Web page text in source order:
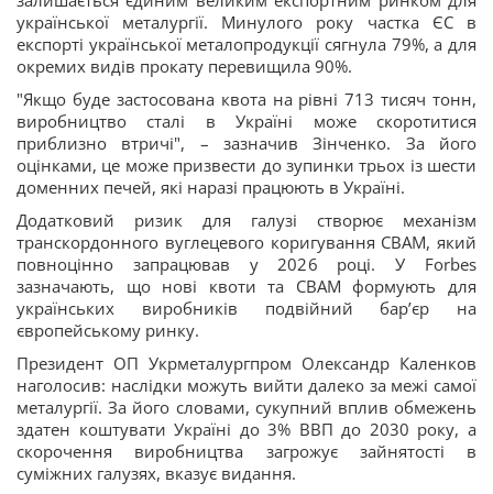
української металургії. Минулого року частка ЄС в
експорті української металопродукції сягнула 79%, а для
окремих видів прокату перевищила 90%.
"Якщо буде застосована квота на рівні 713 тисяч тонн,
виробництво сталі в Україні може скоротитися
приблизно втричі", – зазначив Зінченко. За його
оцінками, це може призвести до зупинки трьох із шести
доменних печей, які наразі працюють в Україні.
Додатковий ризик для галузі створює механізм
транскордонного вуглецевого коригування CBAM, який
повноцінно запрацював у 2026 році. У Forbes
зазначають, що нові квоти та CBAM формують для
українських виробників подвійний бар’єр на
європейському ринку.
Президент ОП Укрметалургпром Олександр Каленков
наголосив: наслідки можуть вийти далеко за межі самої
металургії. За його словами, сукупний вплив обмежень
здатен коштувати Україні до 3% ВВП до 2030 року, а
скорочення виробництва загрожує зайнятості в
суміжних галузях, вказує видання.